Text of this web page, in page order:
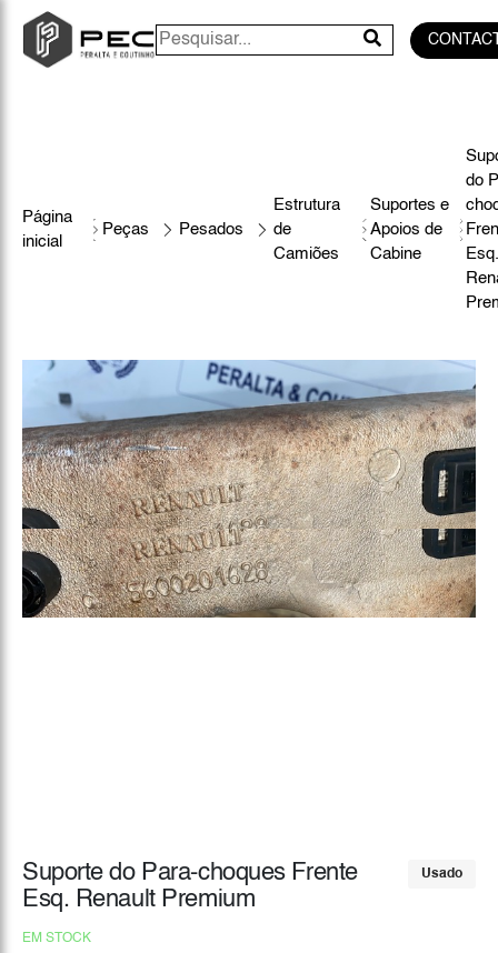
Página
inicial
Peças Pesados
Estrutura
de
Camiões
Suportes e
Apoios de
Cabine
do
Esq.
Usado
Suporte do Para-choques Frente
Esq. Renault Premium
EM STOCK